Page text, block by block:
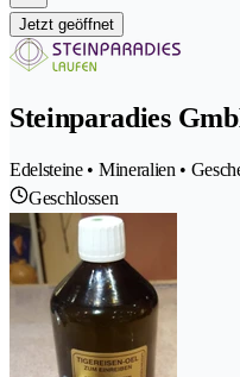
Jetzt geöffnet
Steinparadies
Edelsteine • Mineralien •
Geschlossen